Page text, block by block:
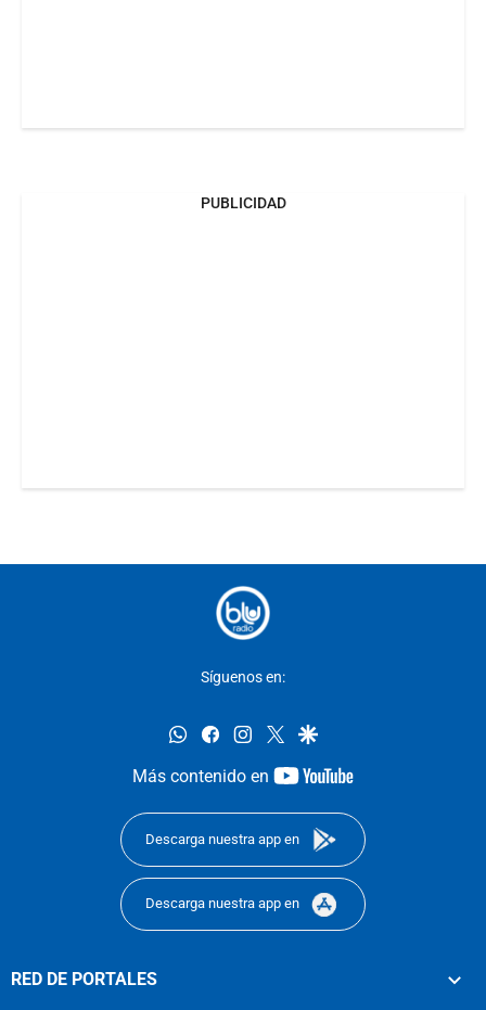
PUBLICIDAD
Síguenos en:
whatsappfacebookinstagram
twittergoogle
Más contenido en
youtube-
Descarga nuestra app en
Descarga nuestra app en
RED DE PORTALES